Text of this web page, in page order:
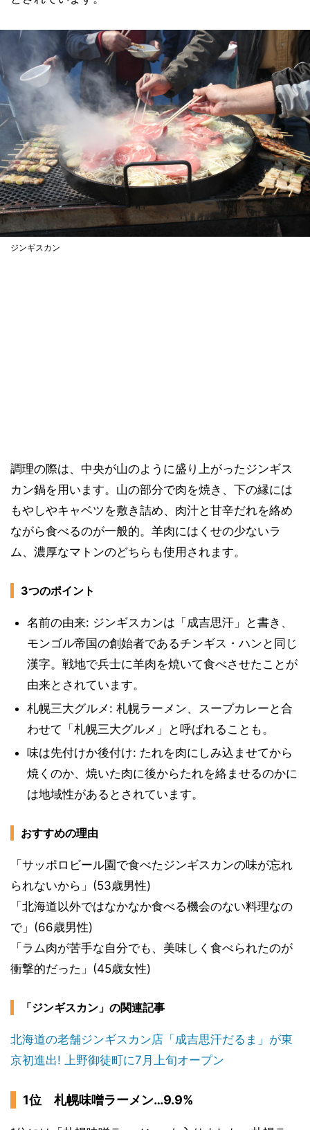
ジンギスカン
調理の際は、中央が山のように盛り上がったジンギス
カン鍋を用います。山の部分で肉を焼き、下の縁には
もやしやキャベツを敷き詰め、肉汁と甘辛だれを絡め
ながら食べるのが一般的。羊肉にはくせの少ないラ
ム、濃厚なマトンのどちらも使用されます。
3つのポイント
名前の由来: ジンギスカンは「成吉思汗」と書き、
モンゴル帝国の創始者であるチンギス・ハンと同じ
漢字。戦地で兵士に羊肉を焼いて食べさせたことが
由来とされています。
札幌三大グルメ: 札幌ラーメン、スープカレーと合
わせて「札幌三大グルメ」と呼ばれることも。
味は先付けか後付け: たれを肉にしみ込ませてから
焼くのか、焼いた肉に後からたれを絡ませるのかに
は地域性があるとされています。
おすすめの理由
「サッポロビール園で食べたジンギスカンの味が忘れ
られないから」(53歳男性)
「北海道以外ではなかなか食べる機会のない料理なの
で」(66歳男性)
「ラム肉が苦手な自分でも、美味しく食べられたのが
衝撃的だった」(45歳女性)
「ジンギスカン」の関連記事
北海道の老舗ジンギスカン店「成吉思汗だるま」が東
京初進出! 上野御徒町に7月上旬オープン
1位 札幌味噌ラーメン…9.9%